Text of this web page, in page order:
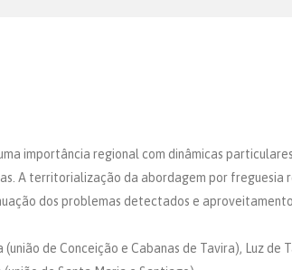
importância regional com dinâmicas
A territorialização da abordagem por
dos problemas detectados e
de Conceição e Cabanas de Tavira), Luz